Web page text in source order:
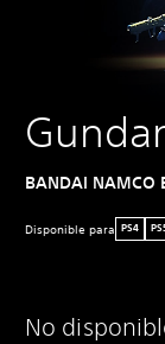
BANDAI
Disponible para PS4
No